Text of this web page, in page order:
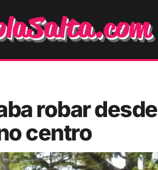
robar desde
centro